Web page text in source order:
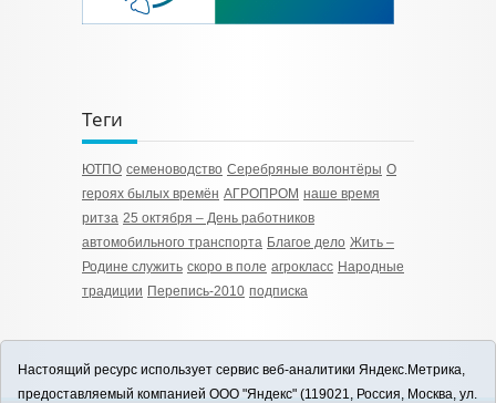
Теги
ЮТПО семеноводство Серебряные волонтёры О
героях былых времён АГРОПРОМ наше время
ритза 25 октября – День работников
автомобильного транспорта Благое дело Жить –
Родине служить скоро в поле агрокласс Народные
традиции Перепись-2010 подписка
Настоящий ресурс использует сервис веб-аналитики Яндекс.Метрика,
предоставляемый компанией ООО "Яндекс" (119021, Россия, Москва, ул.